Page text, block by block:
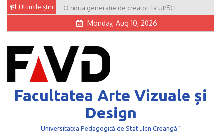
Skip
content
Ultimile știri O nouă generație de creatori la UPSC!
Monday, Aug 10, 2026
Facultatea Arte Vizuale și
Design
Universitatea Pedagogică de Stat „Ion Creangă”